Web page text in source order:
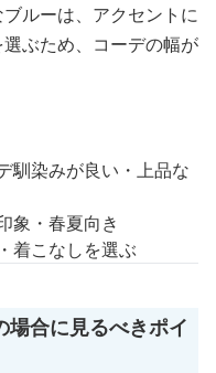
ルーは、アクセントに
ぶため、コーデの幅が
馴染みが良い・上品な
象・春夏向き
着こなしを選ぶ
合に見るべきポイ